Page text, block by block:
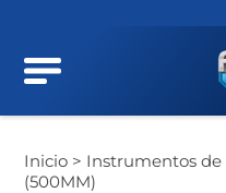
Inicio > Instrumentos
(500MM)